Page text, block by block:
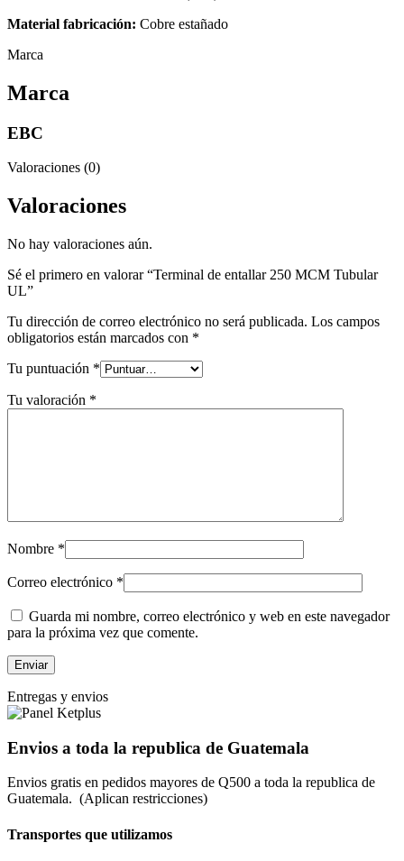
Material fabricación: Cobre estañado
Marca
Marca
EBC
Valoraciones (0)
Valoraciones
No hay valoraciones aún.
Sé el primero en valorar “Terminal de entallar 250 MCM Tubular
UL”
Tu dirección de correo electrónico no será publicada. Los campos
obligatorios están marcados con *
Tu puntuación *
Tu valoración *
Nombre *
Correo electrónico *
Guarda mi nombre, correo electrónico y web en este navegador
para la próxima vez que comente.
Entregas y envios
Envios a toda la republica de Guatemala
Envios gratis en pedidos mayores de Q500 a toda la republica de
Guatemala. (Aplican restricciones)
Transportes que utilizamos